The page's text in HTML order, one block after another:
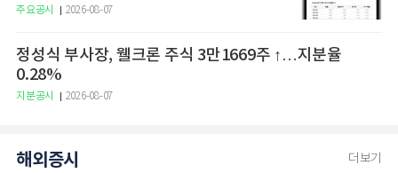
주요공시 2026-08-07
정성식 부사장, 웰크론 주식 3만1669주 ↑…지분율
0.28%
지분공시 2026-08-07
해외증시 더보기